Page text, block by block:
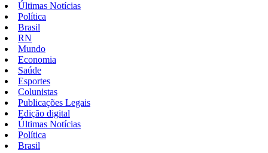
Últimas Notícias
Política
Brasil
RN
Mundo
Economia
Saúde
Esportes
Colunistas
Publicações Legais
Edição digital
Últimas Notícias
Política
Brasil